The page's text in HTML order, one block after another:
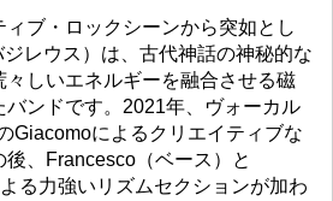
ブ・ロックシーンから突如とし
レウス）は、古代神話の神秘的な
々しいエネルギーを融合させる磁
ンドです。2021年、ヴォーカル
Giacomoによるクリエイティブな
、Francesco（ベース）と
る力強いリズムセクションが加わ